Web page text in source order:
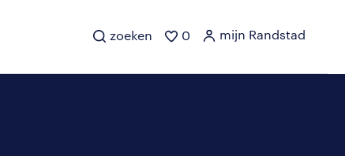
zoeken 0 mijn Randstad